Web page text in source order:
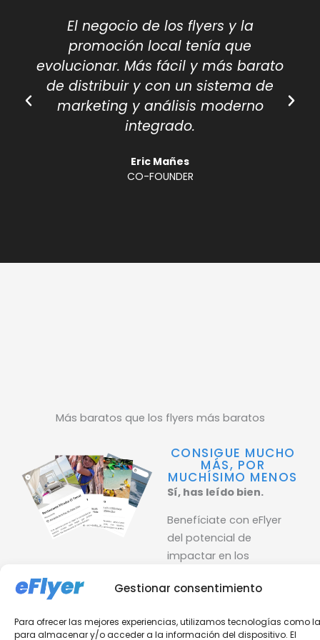
Gestionar consentimiento
Para ofrecer las mejores experiencias, utilizamos tecnologías como
para almacenar y/o acceder a la información del dispositivo. El
El negocio de los flyers y la
promoción local tenía que
evolucionar. Más fácil y más barato
de distribuir y con un sistema de
marketing y análisis moderno
integrado.
Eric Mañes
CO-FOUNDER
Más baratos que los flyers más baratos
CONSIGUE MUCHO
MÁS, POR
MUCHÍSIMO MENOS
Sí, has leído bien.
Benefíciate con eFlyer
del potencial de
impactar en los
como lo hacías con los
muchas más ventajas y